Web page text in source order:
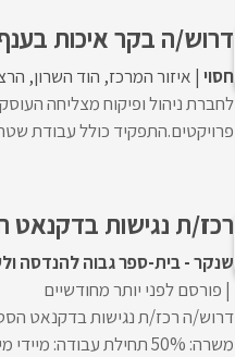
דרוש/ה בקר איכות
חסוי איזור המרכז הוד השרון
לחברת ניהול ופיקוח מצליחה
פרויקטים.התפקיד כולל עבודת
רכז/ת נגישות בדקנאט
שנקר - בית-ספר גבוה להנדסה
פורסם לפני יותר מחודשיים
דרוש/ה רכז/ת נגישות בדקנאט
משרה: 50% תחילת עבודה: מיידי מיקום: ר"ג תיאור התפקיד: • ...